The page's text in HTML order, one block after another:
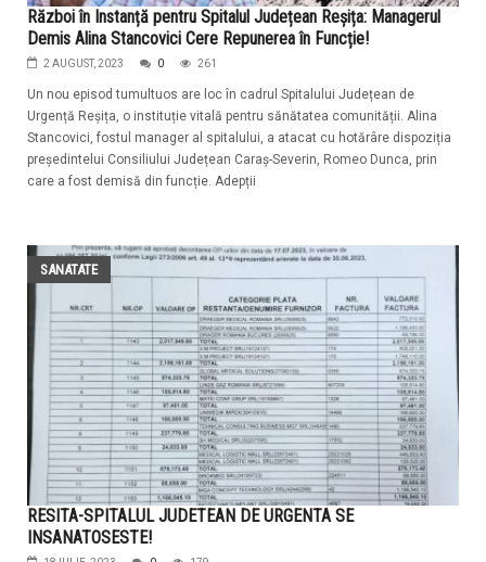
Război în Instanță pentru Spitalul Județean Reșița: Managerul
Demis Alina Stancovici Cere Repunerea în Funcție!
2 AUGUST, 2023 0 261
Un nou episod tumultuos are loc în cadrul Spitalului Județean de
Urgență Reșița, o instituție vitală pentru sănătatea comunității. Alina
Stancovici, fostul manager al spitalului, a atacat cu hotărâre dispoziția
președintelui Consiliului Județean Caraș-Severin, Romeo Dunca, prin
care a fost demisă din funcție. Adepții
SANATATE
RESITA-SPITALUL JUDETEAN DE URGENTA SE
INSANATOSESTE!